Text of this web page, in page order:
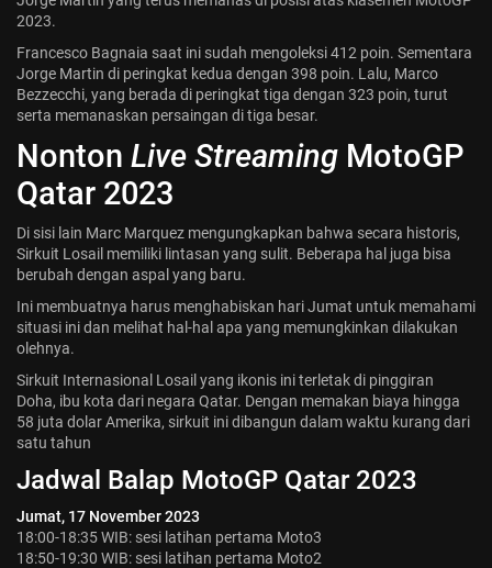
Jadwal ASEAN Hyundai Cup 2026...
July 22, 2026
2023.
Francesco Bagnaia saat ini sudah mengoleksi 412 poin. Sementara
Jorge Martin di peringkat kedua dengan 398 poin. Lalu, Marco
Bezzecchi, yang berada di peringkat tiga dengan 323 poin, turut
serta memanaskan persaingan di tiga besar.
Nonton Live Streaming MotoGP
Qatar 2023
Di sisi lain Marc Marquez mengungkapkan bahwa secara historis,
Sirkuit Losail memiliki lintasan yang sulit. Beberapa hal juga bisa
berubah dengan aspal yang baru.
Ini membuatnya harus menghabiskan hari Jumat untuk memahami
situasi ini dan melihat hal-hal apa yang memungkinkan dilakukan
olehnya.
Sirkuit Internasional Losail yang ikonis ini terletak di pinggiran
Doha, ibu kota dari negara Qatar. Dengan memakan biaya hingga
58 juta dolar Amerika, sirkuit ini dibangun dalam waktu kurang dari
satu tahun
Jadwal Balap MotoGP Qatar 2023
Jumat, 17 November 2023
18:00-18:35 WIB: sesi latihan pertama Moto3
18:50-19:30 WIB: sesi latihan pertama Moto2